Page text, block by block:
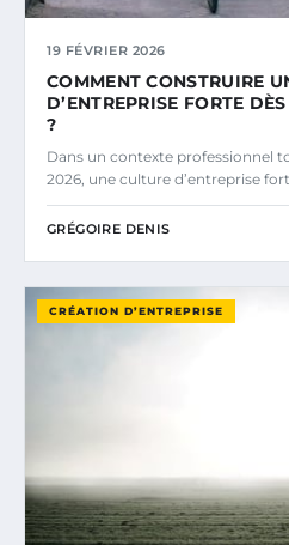
19 FÉVRIER 2026
COMMENT CONSTRUIRE
D’ENTREPRISE FORTE
?
Dans un contexte professionnel
2026, une culture d’entreprise
GRÉGOIRE DENIS
CRÉATION D’ENTREPRISE